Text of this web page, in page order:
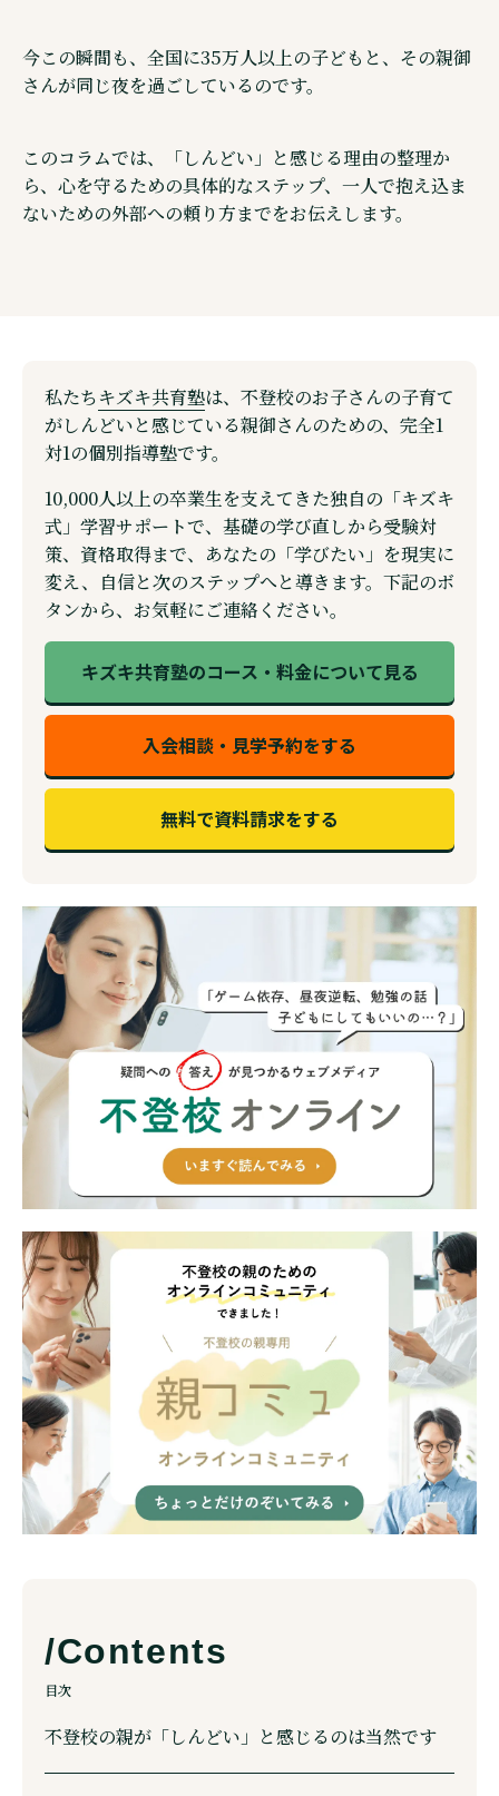
今この瞬間も、全国に35万人以上の子どもと、その親御
さんが同じ夜を過ごしているのです。
このコラムでは、「しんどい」と感じる理由の整理か
ら、心を守るための具体的なステップ、一人で抱え込ま
ないための外部への頼り方までをお伝えします。
私たちキズキ共育塾は、不登校のお子さんの子育て
がしんどいと感じている親御さんのための、完全1
対1の個別指導塾です。
10,000人以上の卒業生を支えてきた独自の「キズキ
式」学習サポートで、基礎の学び直しから受験対
策、資格取得まで、あなたの「学びたい」を現実に
変え、自信と次のステップへと導きます。下記のボ
タンから、お気軽にご連絡ください。
キズキ共育塾のコース・料金について見る
入会相談・見学予約をする
無料で資料請求をする
目次
不登校の親が「しんどい」と感じるのは当然です